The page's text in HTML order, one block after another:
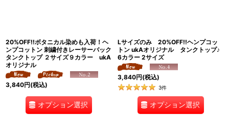
20%OFF!!ボタニカル染めも入荷！ヘ
ンプコットン 刺繍付きレーサーバック
タンクトップ ２サイズ９カラー ukA
オリジナル
3,840円(税込)
オプション選択
Lサイズのみ 20%OFF!!ヘンプコッ
トン ukAオリジナル タンクトップ♪
6カラー 2サイズ
3,840円(税込)
3件
オプション選択